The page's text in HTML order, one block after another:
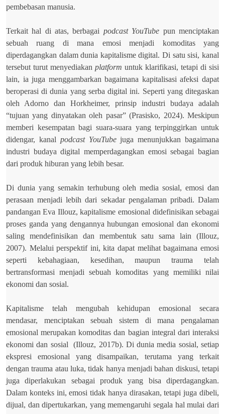
pembebasan manusia.
Terkait hal di atas, berbagai podcast YouTube pun menciptakan
sebuah ruang di mana emosi menjadi komoditas yang
diperdagangkan dalam dunia kapitalisme digital. Di satu sisi, kanal
tersebut turut menyediakan platform untuk klarifikasi, tetapi di sisi
lain, ia juga menggambarkan bagaimana kapitalisasi afeksi dapat
beroperasi di dunia yang serba digital ini. Seperti yang ditegaskan
oleh Adorno dan Horkheimer, prinsip industri budaya adalah
“tujuan yang dinyatakan oleh pasar” (Prasisko, 2024). Meskipun
memberi kesempatan bagi suara-suara yang terpinggirkan untuk
didengar, kanal podcast YouTubejuga menunjukkan bagaimana
industri budaya digital memperdagangkan emosi sebagai bagian
dari produk hiburan yang lebih besar.
Di dunia yang semakin terhubung oleh media sosial, emosi dan
perasaan menjadi lebih dari sekadar pengalaman pribadi. Dalam
pandangan Eva Illouz, kapitalisme emosional didefinisikan sebagai
proses ganda yang dengannya hubungan emosional dan ekonomi
saling mendefinisikan dan membentuk satu sama lain (Illouz,
2007). Melalui perspektif ini, kita dapat melihat bagaimana emosi
seperti kebahagiaan, kesedihan, maupun trauma telah
bertransformasi menjadi sebuah komoditas yang memiliki nilai
ekonomi dan sosial.
Kapitalisme telah mengubah kehidupan emosional secara
mendasar, menciptakan sebuah sistem di mana pengalaman
emosional merupakan komoditas dan bagian integral dari interaksi
ekonomi dan sosial
(Illouz, 2017b). Di dunia media sosial, setiap
ekspresi emosional yang disampaikan, terutama yang terkait
dengan trauma atau luka, tidak hanya menjadi bahan diskusi, tetapi
juga diperlakukan sebagai produk yang bisa diperdagangkan.
Dalam konteks ini, emosi tidak hanya dirasakan, tetapi juga dibeli,
dijual, dan dipertukarkan, yang memengaruhi segala hal mulai dari